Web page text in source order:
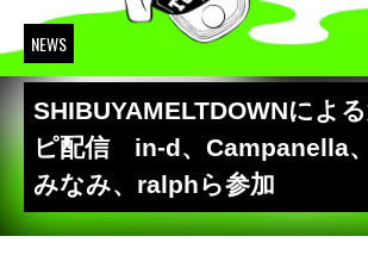
NEWS
SHIBUYAMELTDOWNによ
ピ配信 in-d、Campanella
みなみ、ralphら参加